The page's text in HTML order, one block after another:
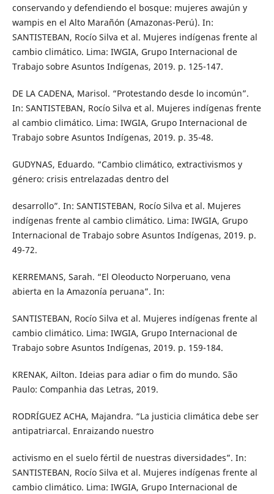
conservando y defendiendo el bosque: mujeres awajún y
wampis en el Alto Marañón (Amazonas-Perú). In:
SANTISTEBAN, Rocío Silva et al. Mujeres indígenas frente al
cambio climático. Lima: IWGIA, Grupo Internacional de
Trabajo sobre Asuntos Indígenas, 2019. p. 125-147.
DE LA CADENA, Marisol. “Protestando desde lo incomún”.
In: SANTISTEBAN, Rocío Silva et al. Mujeres indígenas frente
al cambio climático. Lima: IWGIA, Grupo Internacional de
Trabajo sobre Asuntos Indígenas, 2019. p. 35-48.
GUDYNAS, Eduardo. “Cambio climático, extractivismos y
género: crisis entrelazadas dentro del
desarrollo”. In: SANTISTEBAN, Rocío Silva et al. Mujeres
indígenas frente al cambio climático. Lima: IWGIA, Grupo
Internacional de Trabajo sobre Asuntos Indígenas, 2019. p.
49-72.
KERREMANS, Sarah. “El Oleoducto Norperuano, vena
abierta en la Amazonía peruana”. In:
SANTISTEBAN, Rocío Silva et al. Mujeres indígenas frente al
cambio climático. Lima: IWGIA, Grupo Internacional de
Trabajo sobre Asuntos Indígenas, 2019. p. 159-184.
KRENAK, Ailton. Ideias para adiar o fim do mundo. São
Paulo: Companhia das Letras, 2019.
RODRÍGUEZ ACHA, Majandra. “La justicia climática debe ser
antipatriarcal. Enraizando nuestro
activismo en el suelo fértil de nuestras diversidades”. In:
SANTISTEBAN, Rocío Silva et al. Mujeres indígenas frente al
cambio climático. Lima: IWGIA, Grupo Internacional de